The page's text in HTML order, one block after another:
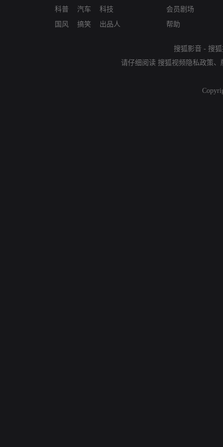
科普
国风
汽车
搞笑
科技
出品人
会员剧场
帮助
搜狐影音 - 搜
请仔细阅读 搜狐视频隐私政策、